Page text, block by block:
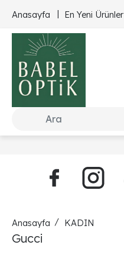
Anasayfa En Yeni Ürünler
Anasayfa KADIN
Gucci